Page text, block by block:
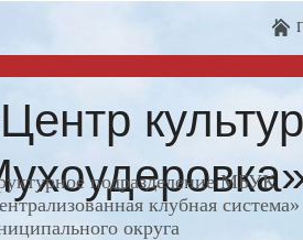
подразделение МБУК
клубная
округа